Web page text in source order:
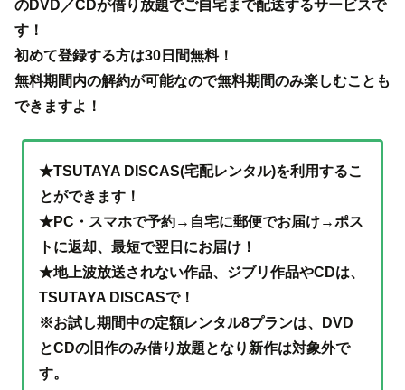
のDVD／CDが借り放題でご自宅まで配送するサービスで
す！
初めて登録する方は30日間無料！
無料期間内の解約が可能なので無料期間のみ楽しむことも
できますよ！
★TSUTAYA DISCAS(宅配レンタル)を利用するこ
とができます！
★PC・スマホで予約→自宅に郵便でお届け→ポス
トに返却、最短で翌日にお届け！
★地上波放送されない作品、ジブリ作品やCDは、
TSUTAYA DISCASで！
※お試し期間中の定額レンタル8プランは、DVD
とCDの旧作のみ借り放題となり新作は対象外で
す。